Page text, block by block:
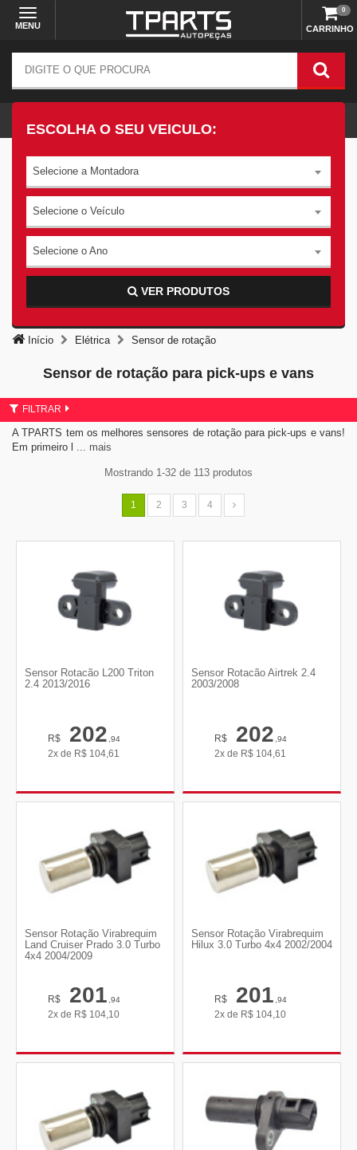
MENU CARRINHO
0
ESCOLHA O SEU VEICULO:
Selecione a Montadora
Selecione o Veículo
Selecione o Ano
VER PRODUTOS
Início Elétrica Sensor de rotação
Sensor de rotação para pick-ups e vans
FILTRAR
A TPARTS tem os melhores sensores de rotação para pick-ups e vans!
Em primeiro l ... mais
Mostrando 1-32 de 113 produtos
1 2 3 4
Sensor Rotacão L200 Triton
2.4 2013/2016
R$ 202,94
2x de R$ 104,61
Sensor Rotacão Airtrek 2.4
2003/2008
R$ 202,94
2x de R$ 104,61
Sensor Rotação Virabrequim
Land Cruiser Prado 3.0 Turbo
4x4 2004/2009
R$ 201,94
2x de R$ 104,10
Sensor Rotação Virabrequim
Hilux 3.0 Turbo 4x4 2002/2004
R$ 201,94
2x de R$ 104,10